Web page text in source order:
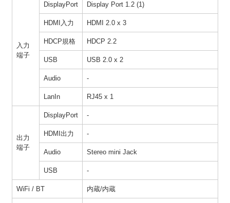
入力
端子
DisplayPort Display Port 1.2 (1)
HDMI入力 HDMI 2.0 x 3
HDCP規格 HDCP 2.2
USB USB 2.0 x 2
Audio -
LanIn RJ45 x 1
出力
端子
DisplayPort -
HDMI出力 -
Audio Stereo mini Jack
USB -
WiFi / BT 内蔵/内蔵